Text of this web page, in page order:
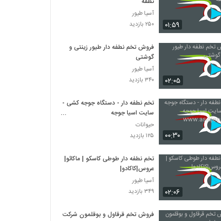
۰۱:۵۹
آسیا طیور
۲۵۰ بازدید
۰۲:۰۵
فروش تخم نطفه دار طیور زینتی و
گوشتی
آسیا طیور
۳۴۰ بازدید
۰۰:۳۰
تخم نطفه دار - دستگاه جوجه کشی -
سایت اسیا جوجه
www.asiajooje.com
حیوانات
۱۲۵ بازدید
۰۲:۰۶
تخم نطفه دار طوطی کاسکو | ماکائو|
عروس|کاکادو|
آسیا طیور
۳۴۹ بازدید
فروش تخم قرقاول و بوقلمون شرکت